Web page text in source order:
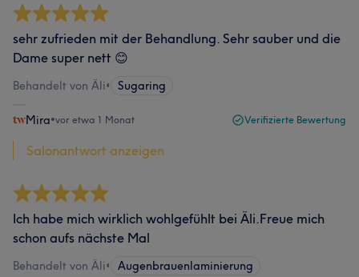
sehr zufrieden mit der Behandlung. Sehr sauber und die
Dame super nett 😊
Behandelt von Äli• Sugaring
Mira•vor etwa 1 Monat Verifizierte Bewertung
Salonantwort anzeigen
Ich habe mich wirklich wohlgefühlt bei Äli.Freue mich
schon aufs nächste Mal
Behandelt von Äli• Augenbrauenlaminierung